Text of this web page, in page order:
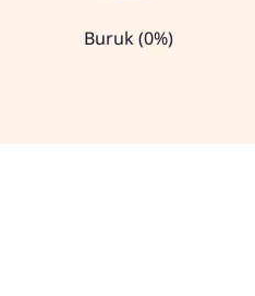
Buruk (0%)